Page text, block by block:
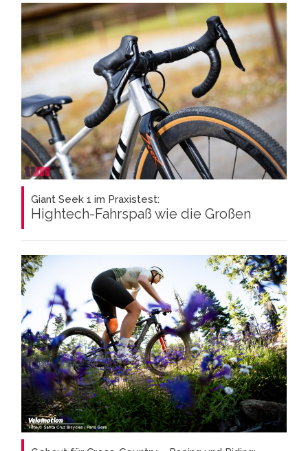
Giant Seek 1 im Praxistest:
Hightech-Fahrspaß wie die Großen